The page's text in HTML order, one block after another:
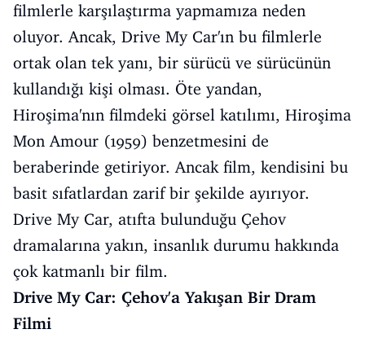
filmlerle karşılaştırma yapmamıza neden
oluyor. Ancak, Drive My Car'ın bu filmlerle
ortak olan tek yanı, bir sürücü ve sürücünün
kullandığı kişi olması. Öte yandan,
Hiroşima'nın filmdeki görsel katılımı, Hiroşima
Mon Amour (1959) benzetmesini de
beraberinde getiriyor. Ancak film, kendisini bu
basit sıfatlardan zarif bir şekilde ayırıyor.
Drive My Car, atıfta bulunduğu Çehov
dramalarına yakın, insanlık durumu hakkında
çok katmanlı bir film.
Drive My Car: Çehov'a Yakışan Bir Dram
Filmi